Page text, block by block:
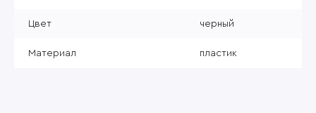
Цвет черный
Материал пластик